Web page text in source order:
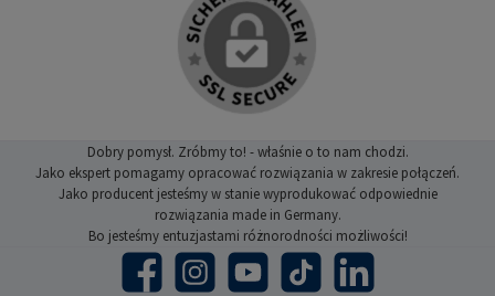
Dobry pomysł. Zróbmy to! - właśnie o to nam chodzi.
Jako ekspert pomagamy opracować rozwiązania w zakresie połączeń.
Jako producent jesteśmy w stanie wyprodukować odpowiednie
rozwiązania made in Germany.
Bo jesteśmy entuzjastami różnorodności możliwości!
Facebook Instagram YouTube TikTok LinkedIn